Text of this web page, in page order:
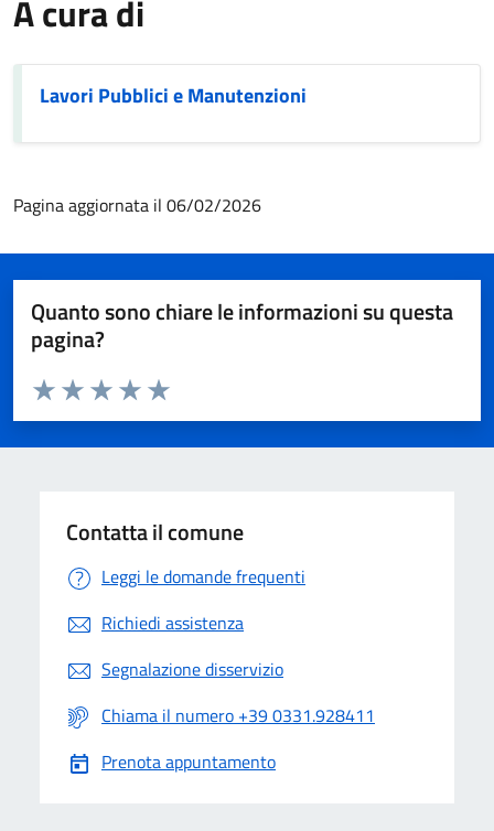
A cura di
Lavori Pubblici e Manutenzioni
Pagina aggiornata il 06/02/2026
Quanto sono chiare le informazioni su questa
pagina?
Valuta da 1 a 5 stelle la pagina
Valuta 5 stelle su 5
Valuta 4 stelle su 5
Valuta 3 stelle su 5
Valuta 2 stelle su 5
Valuta 1 stelle su 5
Contatta il comune
Leggi le domande frequenti
Richiedi assistenza
Segnalazione disservizio
Chiama il numero +39 0331.928411
Prenota appuntamento